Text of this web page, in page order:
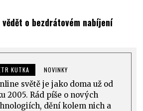
o bezdrátovém nabíjení
KUTKA NOVINKY
světě je jako doma už od
2005. Rád píše o nových
dění kolem nich a